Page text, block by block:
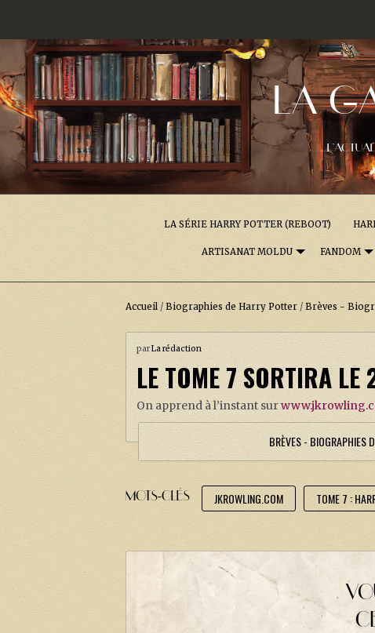
LA
LA SÉRIE HARRY POTTER (REBOOT)
ARTISANAT MOLDU FANDOM
Accueil /Biographies de Harry Potter /Brèves -
parLa rédaction
LE TOME 7 SORTIRA LE
On apprend à l’instant sur
BRÈVES - BIOGRAPHIES
MOTS-CLÉS JKROWLING.COM TOME 7 :